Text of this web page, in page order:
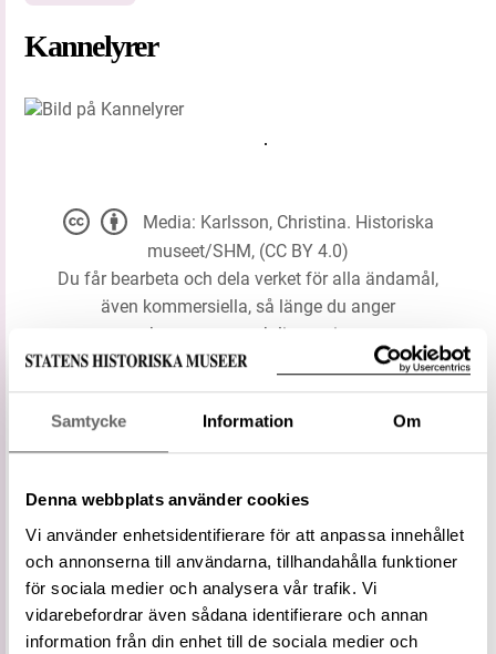
Samtycke Information Om
Denna webbplats använder cookies
Vi använder enhetsidentifierare för att anpassa innehållet
och annonserna till användarna, tillhandahålla funktioner
för sociala medier och analysera vår trafik. Vi
vidarebefordrar även sådana identifierare och annan
information från din enhet till de sociala medier och
Kannelyrer
Motiv
Status
Föredragen term
Vidare
term
Hålkälsdekor
Media: Karlsson, Christina. Historiska
museet/SHM, (CC BY 4.0)
Du får bearbeta och dela verket för alla ändamål,
även kommersiella, så länge du anger
upphovsperson och licensgivare.